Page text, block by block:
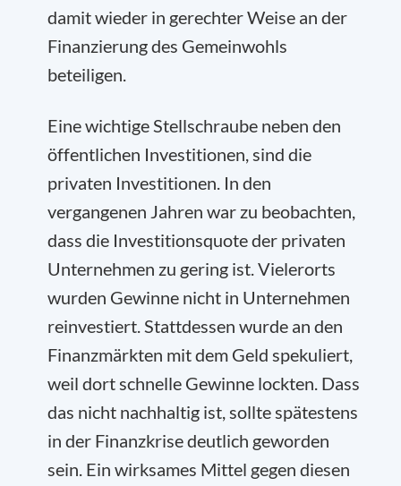
damit wieder in gerechter Weise an der
Finanzierung des Gemeinwohls
beteiligen.
Eine wichtige Stellschraube neben den
öffentlichen Investitionen, sind die
privaten Investitionen. In den
vergangenen Jahren war zu beobachten,
dass die Investitionsquote der privaten
Unternehmen zu gering ist. Vielerorts
wurden Gewinne nicht in Unternehmen
reinvestiert. Stattdessen wurde an den
Finanzmärkten mit dem Geld spekuliert,
weil dort schnelle Gewinne lockten. Dass
das nicht nachhaltig ist, sollte spätestens
in der Finanzkrise deutlich geworden
sein. Ein wirksames Mittel gegen diesen